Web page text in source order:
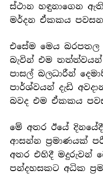
ස්ථාන හඳුනාගෙන
මර්දන ඒකකය
එසේම මෙය
බැවින් එම තත්ත්වයන්
පාසල් බලධාරීන්
පාර්ශ්වයන් දැඩි
බවද එම ඒකකය
මේ අතර ඊයේ
ආසන්න ප්‍රමාණයක්
අතර එහිදී මදුරුවන්
පන්දහසකට අධික